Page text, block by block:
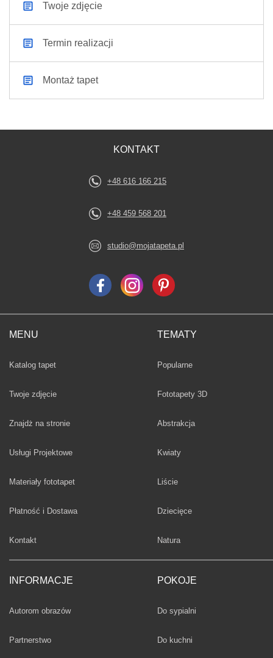
Twoje zdjęcie
Termin realizacji
Montaż tapet
MENU
Katalog tapet
Twoje zdjęcie
Znajdż na stronie
Usługi Projektowe
Materiały fototapet
Płatność i Dostawa
Kontakt
INFORMACJE
Autorom obrazów
Partnerstwo
TEMATY
Fototapety
Popularne
Fototapety 3D
Fototapety
Abstrakcja
Fototapety
Kwiaty
Fototapety
Liście
Fototapety
Dziecięce
Fototapety
Natura
POKOJE
Fototapety
Do sypialni
Fototapety
Do kuchni
KONTAKT
+48 616 166 215
+48 459 568 201
studio@mojatapeta.pl